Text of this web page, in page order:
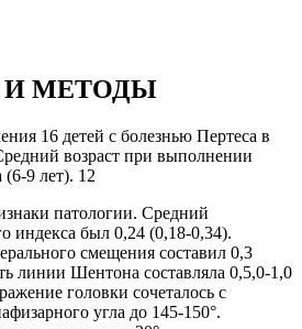
МЕТОДЫ
16 детей с болезнью Пертеса в
возраст при выполнении
(6-9 лет). 12
патологии. Средний
индекса был 0,24 (0,18-0,34).
смещения составил 0,3
линии Шентона составляла 0,5,0-1,0
головки сочеталось с
угла до 145-150°.